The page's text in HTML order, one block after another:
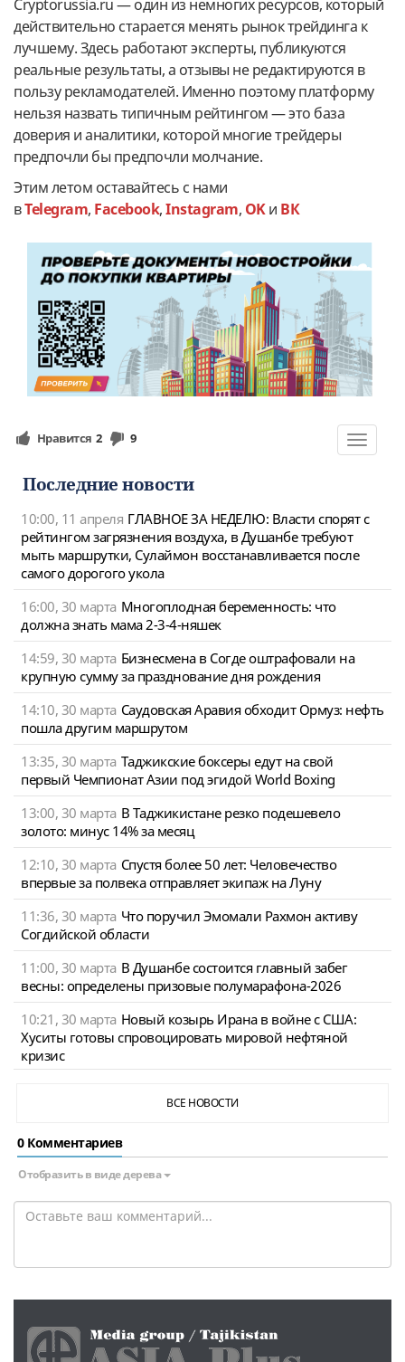
Cryptorussia.ru — один из немногих ресурсов, который
действительно старается менять рынок трейдинга к
лучшему. Здесь работают эксперты, публикуются
реальные результаты, а отзывы не редактируются в
пользу рекламодателей. Именно поэтому платформу
нельзя назвать типичным рейтингом — это база
доверия и аналитики, которой многие трейдеры
предпочли бы предпочли молчание.
Этим летом оставайтесь с нами
вTelegram, Facebook,Instagram, OKи ВК
Toggle
Нравится 2 9
Последние новости
10:00, 11 апреля ГЛАВНОЕ ЗА НЕДЕЛЮ: Власти спорят с
рейтингом загрязнения воздуха, в Душанбе требуют
мыть маршрутки, Сулаймон восстанавливается после
самого дорогого укола
16:00, 30 марта Многоплодная беременность: что
должна знать мама 2-3-4-няшек
14:59, 30 марта Бизнесмена в Согде оштрафовали на
крупную сумму за празднование дня рождения
14:10, 30 марта Саудовская Аравия обходит Ормуз: нефть
пошла другим маршрутом
13:35, 30 марта Таджикские боксеры едут на свой
первый Чемпионат Азии под эгидой World Boxing
13:00, 30 марта В Таджикистане резко подешевело
золото: минус 14% за месяц
12:10, 30 марта Спустя более 50 лет: Человечество
впервые за полвека отправляет экипаж на Луну
11:36, 30 марта Что поручил Эмомали Рахмон активу
Согдийской области
11:00, 30 марта В Душанбе состоится главный забег
весны: определены призовые полумарафона-2026
10:21, 30 марта Новый козырь Ирана в войне с США:
Хуситы готовы спровоцировать мировой нефтяной
кризис
ВСЕ НОВОСТИ
0 Комментариев
Отобразить в виде дерева